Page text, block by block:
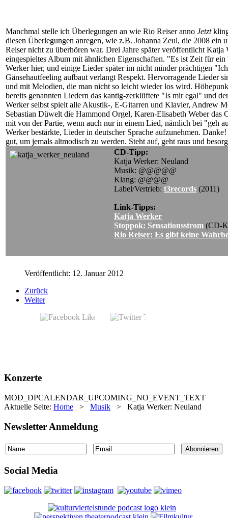
Manchmal stelle ich Überlegungen an wie Rio Reiser anno Jetzt
diesen Überlegungen anregen, wie z.B. Johanna Zeul, die 2008
Reiser nicht zu überhören war. Drei Jahre später veröffentlicht
eingespieltes Album mit ähnlichen Eigenschaften. "Es ist Zeit für
Werker hier, und einige Lieder später im nicht minder prächtigen
Gänsehautfeeling aufbaut verlangt Respekt. Hervorragende Lieder
und mit Melodien, die man nicht so leicht wieder los wird.
bereits genannten Liedern das kantig-zerklüftete "Is mir egal" und
Werker selbst spielt alle Akustik-, E-Gitarren und Klavier, Andrew
Sebastian Düwelt die Hammond Orgel, Karen-Elisabeth Weber
mit von der Partie, wenn auch nur in einem Lied, nämlich bei "geh
Werker bestärkte, Lieder in deutscher Sprache aufzunehmen.
gut, um jemals altmodisch zu werden. Steht auf, geht raus und
CD-Tipp:
Katja Werker: Neuland
Musik: @@@@@
Klang: @@@@
Label/Vertrieb: t3records (2011)
Link-Tipps:
Katja Werker
Stoppok: Sensationsstrom (CD-
Rio Reiser: Es gibt keine
Veröffentlicht: 12. Januar 2012
Zurück
Weiter
Konzerte
MOD_DPCALENDAR_UPCOMING_NO_EVENT_TEXT
Aktuelle Seite: Home > Musik > Katja Werker: Neuland
Newsletter Anmeldung
Social Media